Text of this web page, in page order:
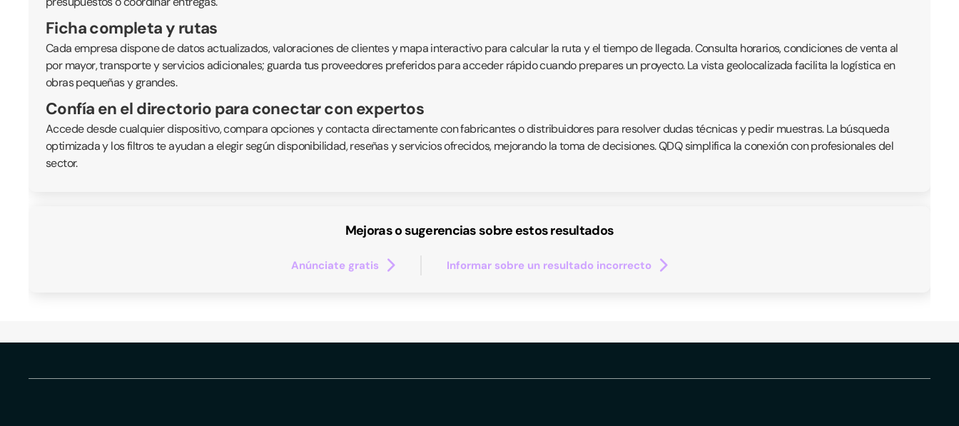
Ficha completa y rutas
Cada empresa dispone de datos actualizados, valoraciones de clientes y mapa interactivo para calcular la ruta y el tiempo de llegada. Consulta horarios, condiciones de venta al
por mayor, transporte y servicios adicionales; guarda tus proveedores preferidos para acceder rápido cuando prepares un proyecto. La vista geolocalizada facilita la logística en
obras pequeñas y grandes.
Confía en el directorio para conectar con expertos
Accede desde cualquier dispositivo, compara opciones y contacta directamente con fabricantes o distribuidores para resolver dudas técnicas y pedir muestras. La búsqueda
optimizada y los filtros te ayudan a elegir según disponibilidad, reseñas y servicios ofrecidos, mejorando la toma de decisiones. QDQ simplifica la conexión con profesionales del
sector.
Mejoras o sugerencias sobre estos resultados
Anúnciate gratis Informar sobre un resultado incorrecto